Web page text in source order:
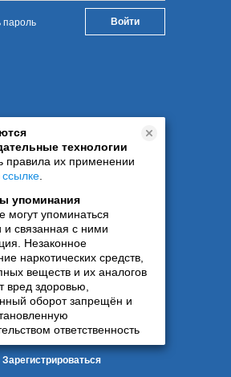
пароль
технологии
правила их применении
ссылке
упоминания
могут упоминаться
и связанная с ними
Незаконное
наркотических средств,
веществ и их аналогов
вред здоровью,
оборот запрещён и
ответственность
Зарегистрироваться